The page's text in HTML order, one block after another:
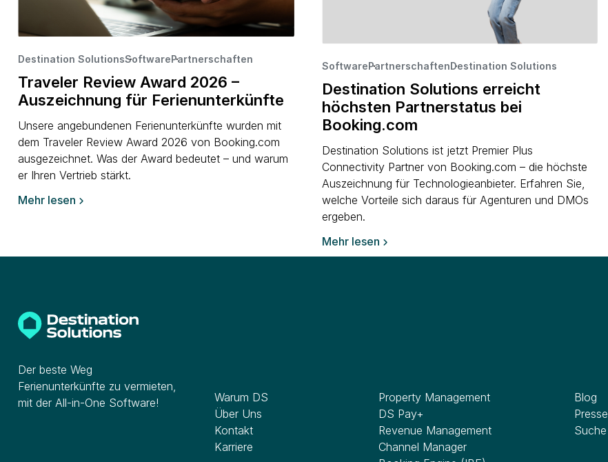
Destination Solutions ·
Software ·
Partnerschaften
Traveler Review Award 2026 –
Auszeichnung für Ferienunterkünfte
Unsere angebundenen Ferienunterkünfte wurden mit
dem Traveler Review Award 2026 von Booking.com
ausgezeichnet. Was der Award bedeutet – und warum
er Ihren Vertrieb stärkt.
Mehr lesen 
Software ·
Partnerschaften ·
Destination Solutions
Destination Solutions erreicht
höchsten Partnerstatus bei
Booking.com
Destination Solutions ist jetzt Premier Plus
Connectivity Partner von Booking.com – die höchste
Auszeichnung für Technologieanbieter. Erfahren Sie,
welche Vorteile sich daraus für Agenturen und DMOs
ergeben.
Mehr lesen 
Der beste Weg
Ferienunterkünfte zu vermieten,
mit der All-in-One Software!
Warum DS
Über Uns
Kontakt
Karriere
Property Management
DS Pay+
Revenue Management
Channel Manager
Blog
Presse
Suche